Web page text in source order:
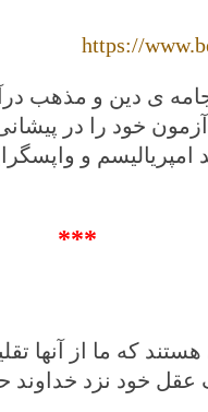
https://
ی دین و مذهب
خود را در
و
***
که ما از آنها
عقل خود نزد